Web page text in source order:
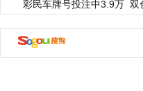
彩民车牌号投注中3.9万 双